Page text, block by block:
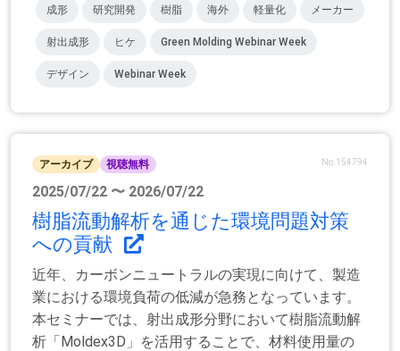
成形 研究開発 樹脂 海外 軽量化 メーカー
射出成形 ヒケ Green Molding Webinar Week
デザイン Webinar Week
アーカイブ 視聴無料 No.154794
2025/07/22 〜 2026/07/22
樹脂流動解析を通じた環境問題対策
への貢献
近年、カーボンニュートラルの実現に向けて、製造
業における環境負荷の低減が急務となっています。
本セミナーでは、射出成形分野において樹脂流動解
析「Moldex3D」を活用することで、材料使用量の